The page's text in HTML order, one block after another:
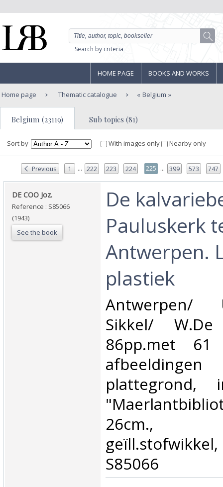
Search by criteria
HOME PAGE BOOKS AND WORKS
Home page Thematic catalogue Belgium
Belgium (23119) Sub topics (81)
Sort by With images only Nearby only
Previous 1 ... 222 223 224 225 ... 399 573 747
‎DE COO Joz.‎
Reference : S85066
(1943)
See the book
‎De
Pauluskerk
Antwerpen.
plastiek‎
‎Antwerpen/
Sikkel/
86pp.met 61
26cm.,
S85066‎